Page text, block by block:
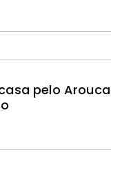
pelo Arouca